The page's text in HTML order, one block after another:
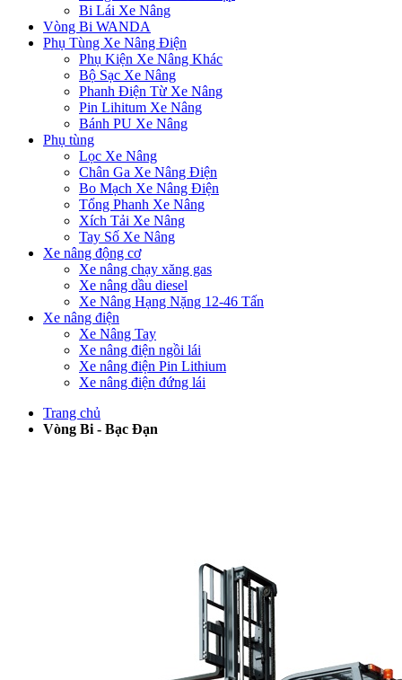
Bi Lái Xe Nâng
Vòng Bi WANDA
Phụ Tùng Xe Nâng Điện
Phụ Kiện Xe Nâng Khác
Bộ Sạc Xe Nâng
Phanh Điện Từ Xe Nâng
Pin Lihitum Xe Nâng
Bánh PU Xe Nâng
Phụ tùng
Lọc Xe Nâng
Chân Ga Xe Nâng Điện
Bo Mạch Xe Nâng Điện
Tổng Phanh Xe Nâng
Xích Tải Xe Nâng
Tay Số Xe Nâng
Xe nâng động cơ
Xe nâng chạy xăng gas
Xe nâng dầu diesel
Xe Nâng Hạng Nặng 12-46 Tấn
Xe nâng điện
Xe Nâng Tay
Xe nâng điện ngồi lái
Xe nâng điện Pin Lithium
Xe nâng điện đứng lái
Trang chủ
Vòng Bi - Bạc Đạn